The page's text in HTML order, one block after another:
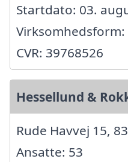
Startdato: 03.
CVR: 39768526
Hessellund &
Rude Havvej 15,
Ansatte: 53